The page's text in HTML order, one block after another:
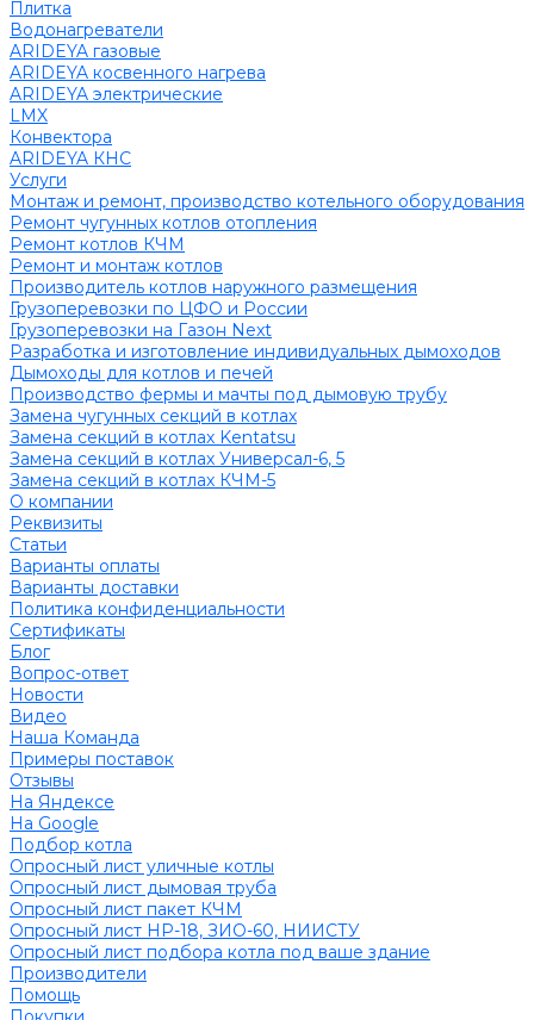
Плитка
Водонагреватели
ARIDEYA газовые
ARIDEYA косвенного нагрева
ARIDEYA электрические
LMX
Конвектора
ARIDEYA КНС
Услуги
Монтаж и ремонт, производство котельного оборудования
Ремонт чугунных котлов отопления
Ремонт котлов КЧМ
Ремонт и монтаж котлов
Производитель котлов наружного размещения
Грузоперевозки по ЦФО и России
Грузоперевозки на Газон Next
Разработка и изготовление индивидуальных дымоходов
Дымоходы для котлов и печей
Производство фермы и мачты под дымовую трубу
Замена чугунных секций в котлах
Замена секций в котлах Kentatsu
Замена секций в котлах Универсал-6, 5
Замена секций в котлах КЧМ-5
О компании
Реквизиты
Статьи
Варианты оплаты
Варианты доставки
Политика конфиденциальности
Сертификаты
Блог
Вопрос-ответ
Новости
Видео
Наша Команда
Примеры поставок
Отзывы
На Яндексе
На Google
Подбор котла
Опросный лист уличные котлы
Опросный лист дымовая труба
Опросный лист пакет КЧМ
Опросный лист НР-18, ЗИО-60, НИИСТУ
Опросный лист подбора котла под ваше здание
Производители
Помощь